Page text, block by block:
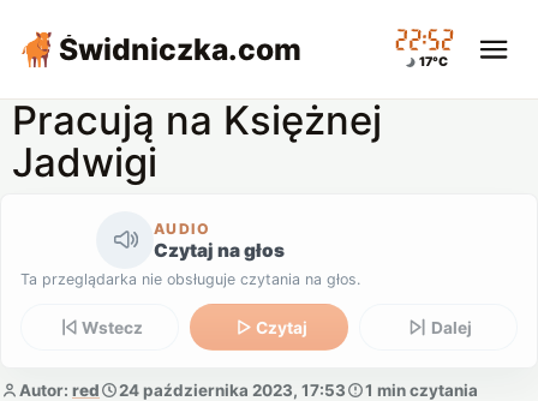
Świdniczka.com 22:52
17°C
Pracują na Księżnej
Jadwigi
AUDIO
Czytaj na głos
Ta przeglądarka nie obsługuje czytania na głos.
Wstecz Czytaj Dalej
Autor: red 24 października 2023, 17:53 1 min czytania